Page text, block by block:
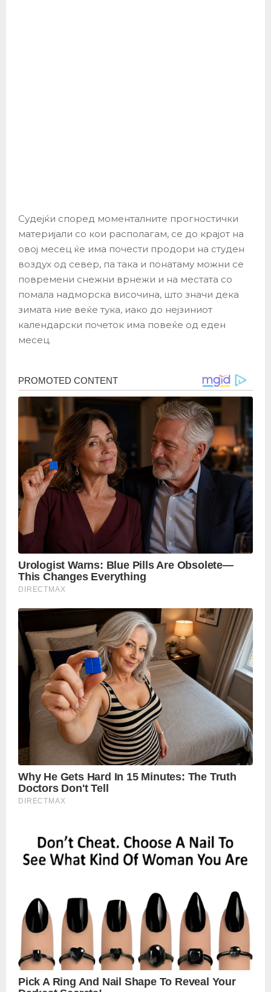
Судејќи според моменталните прогностички
материјали со кои располагам, се до крајот на
овој месец ќе има почести продори на студен
воздух од север, па така и понатаму можни се
повремени снежни врнежи и на местата со
помала надморска височина, што значи дека
зимата ние веќе тука, иако до нејзиниот
календарски почеток има повеќе од еден
месец.